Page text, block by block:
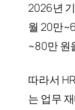
2026년
월 20만
~80만 원
따라서
는 업무